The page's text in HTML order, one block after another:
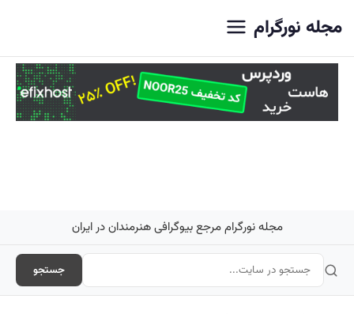
مجله نورگرام
مجله نورگرام مرجع بیوگرافی هنرمندان در ایران
جستجو